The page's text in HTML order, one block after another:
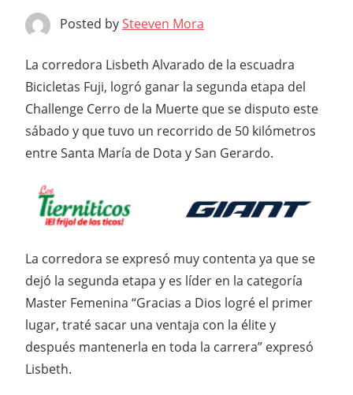
Posted bySteeven Mora
La corredora Lisbeth Alvarado de la escuadra
Bicicletas Fuji, logró ganar la segunda etapa del
Challenge Cerro de la Muerte que se disputo este
sábado y que tuvo un recorrido de 50 kilómetros
entre Santa María de Dota y San Gerardo.
La corredora se expresó muy contenta ya que se
dejó la segunda etapa y es líder en la categoría
Master Femenina “Gracias a Dios logré el primer
lugar, traté sacar una ventaja con la élite y
después mantenerla en toda la carrera” expresó
Lisbeth.